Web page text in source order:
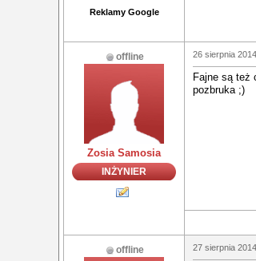
Reklamy Google
offline
Zosia Samosia
INŻYNIER
26 sierpnia
Fajne są też
pozbruka ;)
offline 27 sierpnia